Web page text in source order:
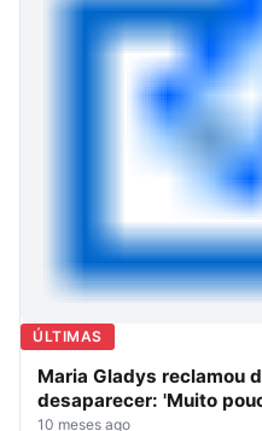
ÚLTIMAS
Maria Gladys reclamou
desaparecer: 'Muito
10 meses ago